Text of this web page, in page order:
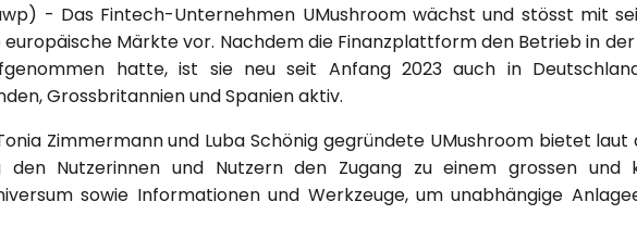
- Das Fintech-Unternehmen UMushroom wächst und stösst mit
Märkte vor. Nachdem die Finanzplattform den Betrieb in der
hatte, ist sie neu seit Anfang 2023 auch in
Grossbritannien und Spanien aktiv.
Zimmermann und Luba Schönig gegründete UMushroom bietet
den Nutzerinnen und Nutzern den Zugang zu einem grossen und
sowie Informationen und Werkzeuge, um unabhängige